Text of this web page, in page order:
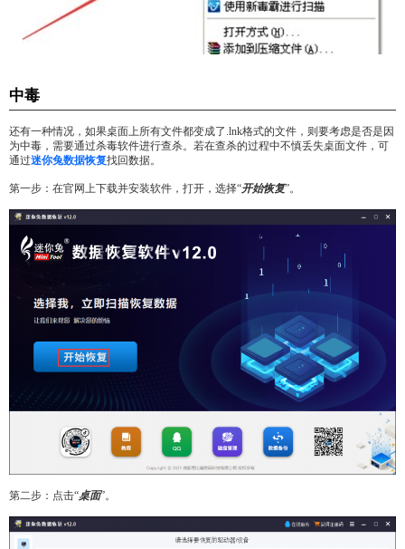
中毒
还有一种情况，如果桌面上所有文件都变成了.lnk格式的文件，则要考虑是否是因
为中毒，需要通过杀毒软件进行查杀。若在查杀的过程中不慎丢失桌面文件，可
通过迷你兔数据恢复找回数据。
第一步：在官网上下载并安装软件，打开，选择“开始恢复”。
第二步：点击“桌面”。